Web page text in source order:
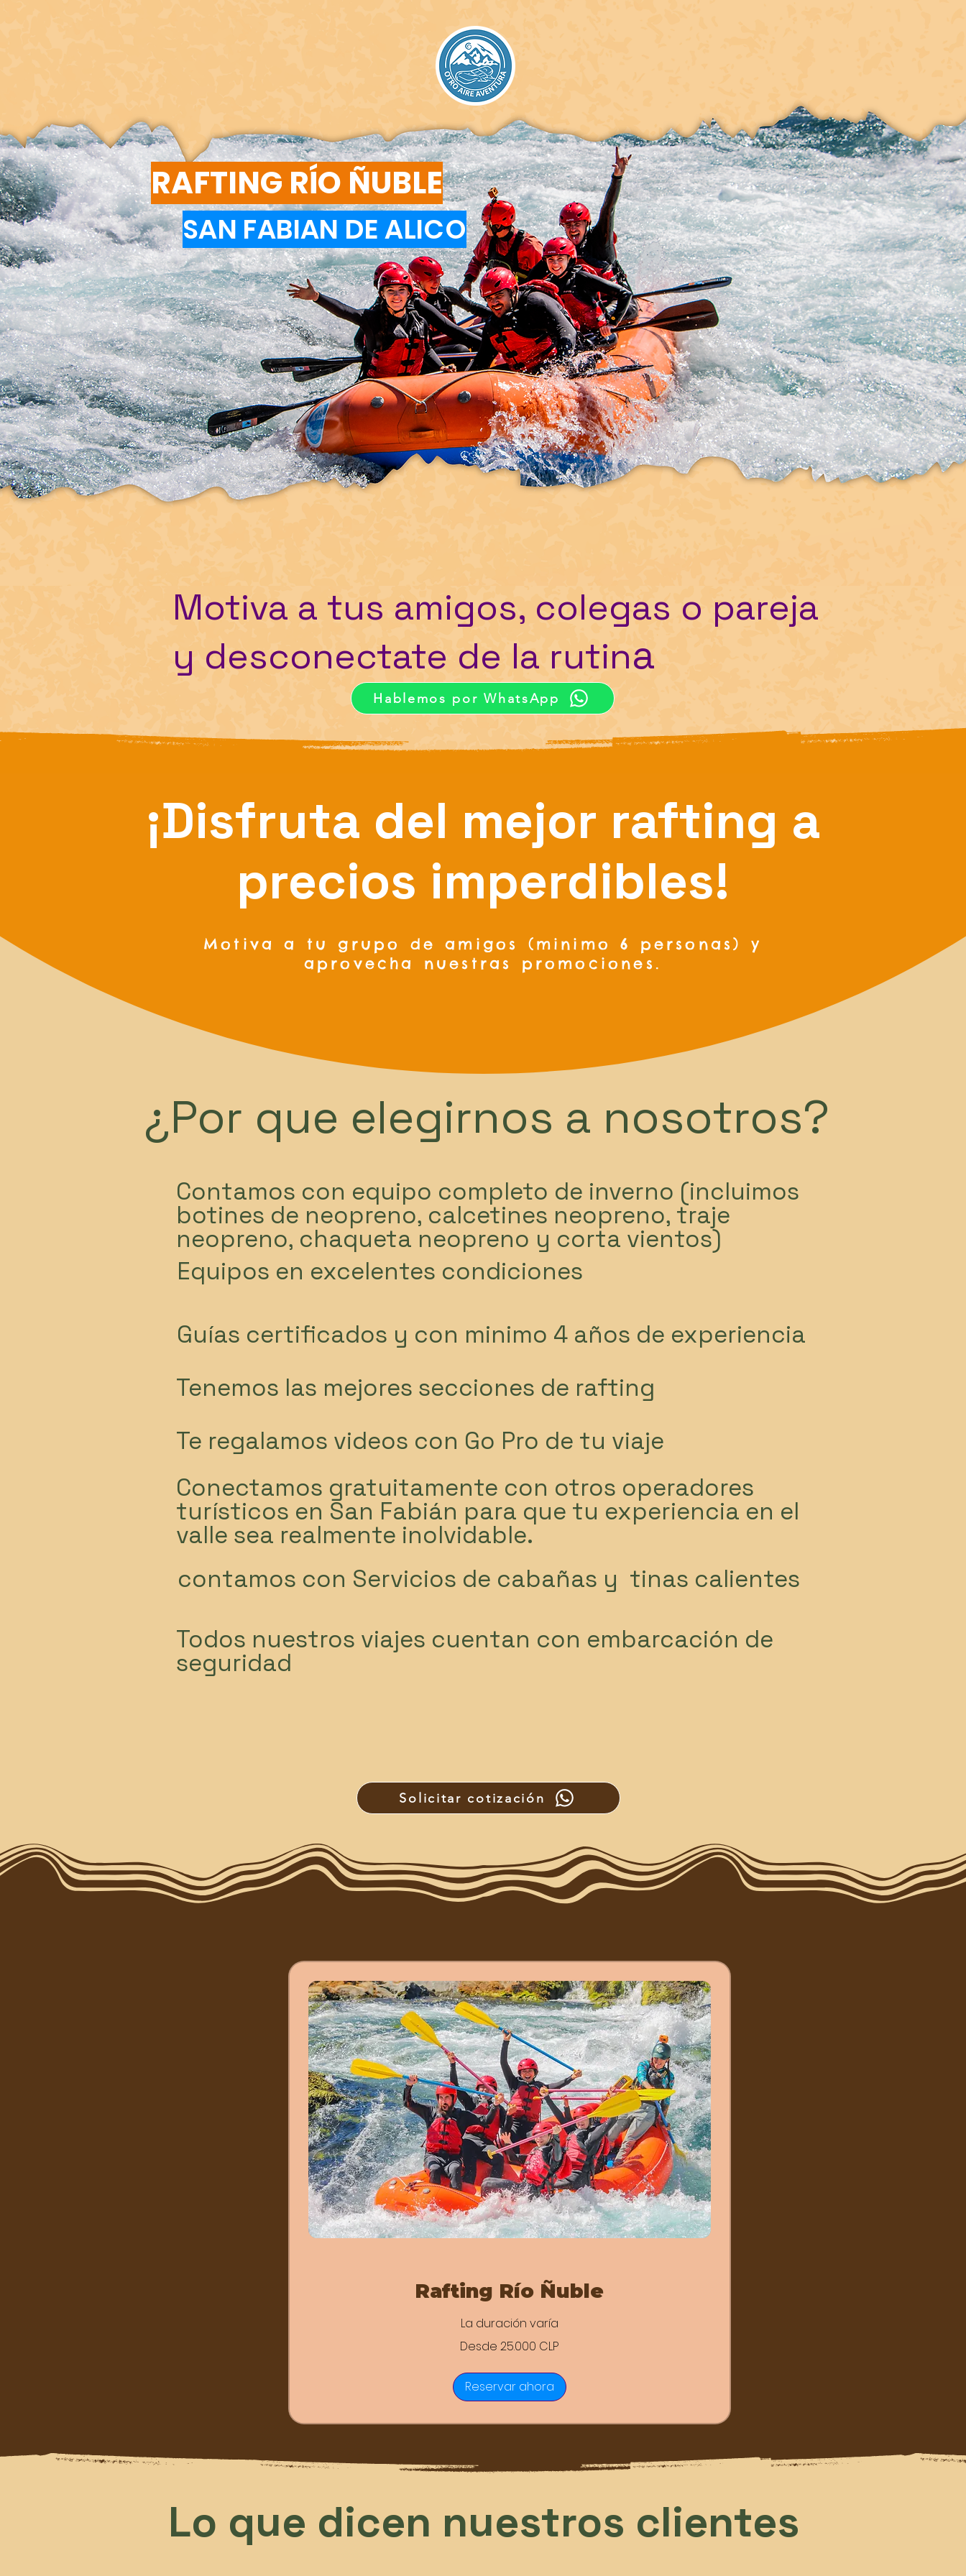
RAFTING RÍO ÑUBLE
SAN FABIAN DE ALICO
Motiva a tus amigos, colegas o pareja
y desconectate de la rutina
Hablemos por WhatsApp
¡Disfruta del mejor rafting a
precios imperdibles!
Motiva a tu grupo de amigos (minimo 6 personas) y
aprovecha nuestras promociones.
¿Por que elegirnos a nosotros?
Contamos con equipo completo de inverno (incluimos
botines de neopreno, calcetines neopreno, traje
neopreno, chaqueta neopreno y corta vientos)
Equipos en excelentes condiciones
Guías certificados y con minimo 4 años de experiencia
Tenemos las mejores secciones de rafting
Te regalamos videos con Go Pro de tu viaje
Conectamos gratuitamente con otros operadores
turísticos en San Fabián para que tu experiencia en el
valle sea realmente inolvidable.
contamos con Servicios de cabañas y tinas calientes
Todos nuestros viajes cuentan con embarcación de
seguridad
Solicitar cotización
Rafting Río Ñuble
La duración varía
Desde 25.000 CLP
Reservar ahora
Lo que dicen nuestros clientes